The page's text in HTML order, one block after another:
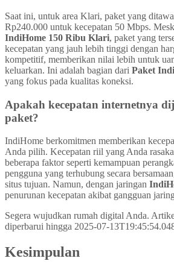
Saat ini, untuk area Klari, paket yang
Rp240.000 untuk kecepatan 50 Mbps.
IndiHome 150 Ribu Klari, paket yang
kecepatan yang jauh lebih tinggi dengan
kompetitif, memberikan nilai lebih untuk
keluarkan. Ini adalah bagian dari Paket
yang fokus pada kualitas koneksi.
Apakah kecepatan internetnya
paket?
IndiHome berkomitmen memberikan
Anda pilih. Kecepatan riil yang Anda
beberapa faktor seperti kemampuan
pengguna yang terhubung secara
situs tujuan. Namun, dengan jaringan
penurunan kecepatan akibat gangguan
Segera wujudkan rumah digital Anda.
diperbarui hingga 2025-07-
Kesimpulan